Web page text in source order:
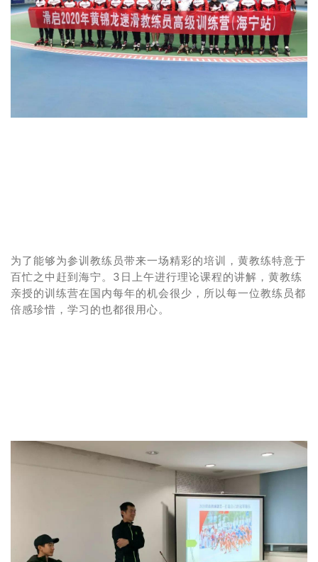
为了能够为参训教练员带来一场精彩的培训，黄教练特意于
百忙之中赶到海宁。3日上午进行理论课程的讲解，黄教练
亲授的训练营在国内每年的机会很少，所以每一位教练员都
倍感珍惜，学习的也都很用心。